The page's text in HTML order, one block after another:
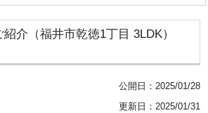
介（福井市乾徳1丁目 3LDK）
公開日： 2025/01/28
更新日：2025/01/31